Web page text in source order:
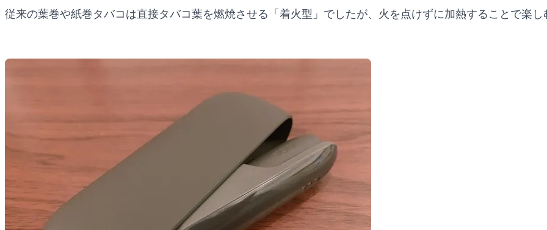
従来の葉巻や紙巻タバコは直接タバコ葉を燃焼させる「着火型」でしたが、火を点けずに加熱することで楽